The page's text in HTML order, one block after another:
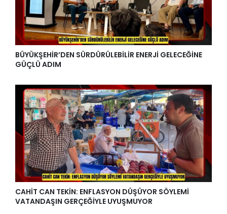
BÜYÜKŞEHİR’DEN SÜRDÜRÜLEBİLİR ENERJİ GELECEĞİNE
GÜÇLÜ ADIM
CAHİT CAN TEKİN: ENFLASYON DÜŞÜYOR SÖYLEMİ
VATANDAŞIN GERÇEĞİYLE UYUŞMUYOR